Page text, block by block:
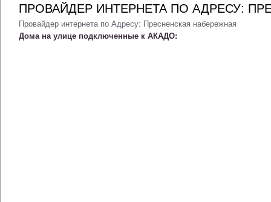
ПРОВАЙДЕР ИНТЕРНЕТА ПО АДРЕСУ:
Провайдер интернета по Адресу: Пресненская набережная
Дома на улице подключенные к АКАДО: